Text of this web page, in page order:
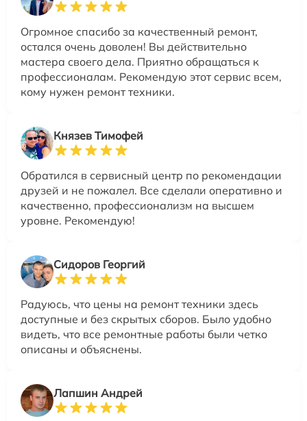
Огромное спасибо за качественный ремонт,
остался очень доволен! Вы действительно
мастера своего дела. Приятно обращаться к
профессионалам. Рекомендую этот сервис всем,
кому нужен ремонт техники.
Князев Тимофей
Обратился в сервисный центр по рекомендации
друзей и не пожалел. Все сделали оперативно и
качественно, профессионализм на высшем
уровне. Рекомендую!
Сидоров Георгий
Радуюсь, что цены на ремонт техники здесь
доступные и без скрытых сборов. Было удобно
видеть, что все ремонтные работы были четко
описаны и объяснены.
Лапшин Андрей